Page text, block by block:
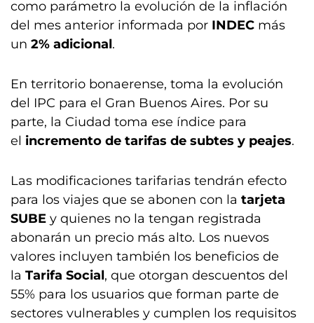
como parámetro la evolución de la inflación
del mes anterior informada por INDEC más
un 2% adicional.
En territorio bonaerense, toma la evolución
del IPC para el Gran Buenos Aires. Por su
parte, la Ciudad toma ese índice para
el incremento de tarifas de subtes y peajes.
Las modificaciones tarifarias tendrán efecto
para los viajes que se abonen con la tarjeta
SUBE y quienes no la tengan registrada
abonarán un precio más alto. Los nuevos
valores incluyen también los beneficios de
la Tarifa Social, que otorgan descuentos del
55% para los usuarios que forman parte de
sectores vulnerables y cumplen los requisitos